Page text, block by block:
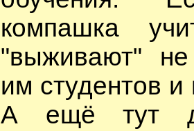
компашка
"выживают"
им студентов
А ещё тут